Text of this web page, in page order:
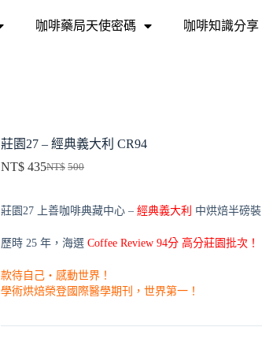
咖啡藥局天使密碼 咖啡知識分享
莊園27 – 經典義大利 CR94
NT$ 500
NT$ 435
莊園27 上善咖啡典藏中心 – 經典義大利 中烘焙半磅裝
歷時 25 年，海選 Coffee Review 94分 高分莊園批次！
款待自己・感動世界！
學術烘焙榮登國際醫學期刊，世界第一！